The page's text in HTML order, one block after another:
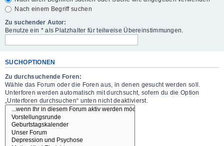
Nach einem Begriff suchen
Zu suchender Autor:
Benutze ein * als Platzhalter für teilweise Übereinstimmungen.
SUCHOPTIONEN
Zu durchsuchende Foren:
Wähle das Forum oder die Foren aus, in denen gesucht werden soll.
Unterforen werden automatisch mit durchsucht, sofern du die Option
„Unterforen durchsuchen“ unten nicht deaktivierst.